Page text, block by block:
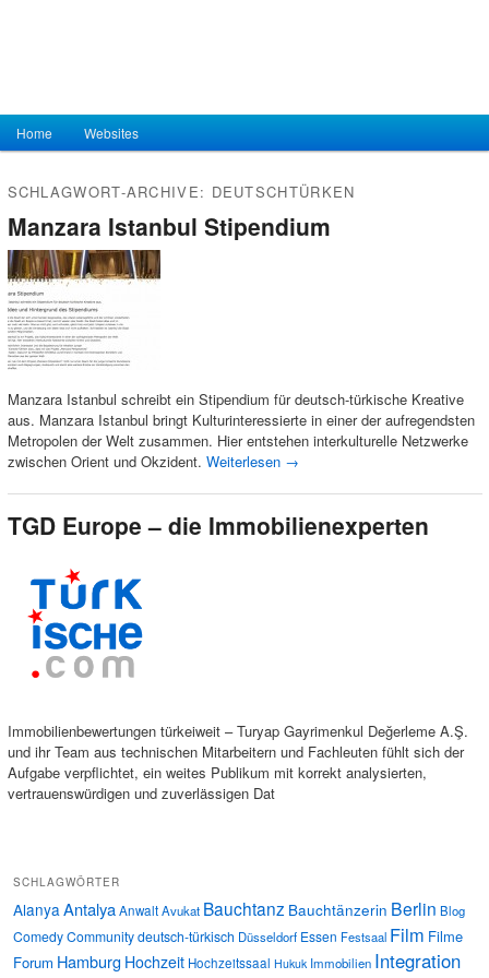
Hauptmenü
Zum Inhalt wechseln
Zum sekundären Inhalt wechseln
Home Websites
SCHLAGWORT-ARCHIVE: DEUTSCHTÜRKEN
Manzara Istanbul Stipendium
Manzara Istanbul schreibt ein Stipendium für deutsch-türkische Kreative
aus. Manzara Istanbul bringt Kulturinteressierte in einer der aufregendsten
Metropolen der Welt zusammen. Hier entstehen interkulturelle Netzwerke
zwischen Orient und Okzident. Weiterlesen →
TGD Europe – die Immobilienexperten
Immobilienbewertungen türkeiweit – Turyap Gayrimenkul Değerleme A.Ş.
und ihr Team aus technischen Mitarbeitern und Fachleuten fühlt sich der
Aufgabe verpflichtet, ein weites Publikum mit korrekt analysierten,
vertrauenswürdigen und zuverlässigen Dat
SCHLAGWÖRTER
Alanya AntalyaAnwaltAvukat Bauchtanz Bauchtänzerin Berlin Blog
ComedyCommunitydeutsch-türkisch Düsseldorf Essen Festsaal Film Filme
Forum Hamburg Hochzeit Hochzeitssaal Hukuk Immobilien Integration